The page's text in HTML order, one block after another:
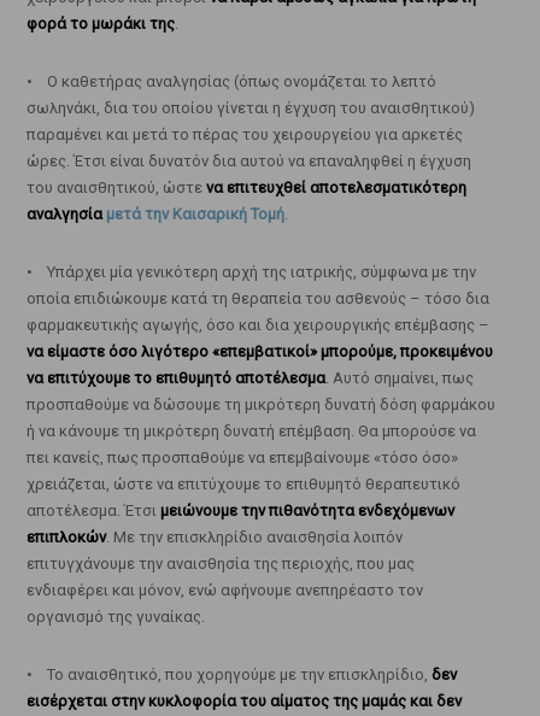
φορά το μωράκι της.
• Ο καθετήρας αναλγησίας (όπως ονομάζεται το λεπτό
σωληνάκι, δια του οποίου γίνεται η έγχυση του αναισθητικού)
παραμένει και μετά το πέρας του χειρουργείου για αρκετές
ώρες. Έτσι είναι δυνατόν δια αυτού να επαναληφθεί η έγχυση
του αναισθητικού, ώστε να επιτευχθεί αποτελεσματικότερη
αναλγησία μετά την Καισαρική Τομή.
• Υπάρχει μία γενικότερη αρχή της ιατρικής, σύμφωνα με την
οποία επιδιώκουμε κατά τη θεραπεία του ασθενούς – τόσο δια
φαρμακευτικής αγωγής, όσο και δια χειρουργικής επέμβασης –
να είμαστε όσο λιγότερο «επεμβατικοί» μπορούμε, προκειμένου
να επιτύχουμε το επιθυμητό αποτέλεσμα. Αυτό σημαίνει, πως
προσπαθούμε να δώσουμε τη μικρότερη δυνατή δόση φαρμάκου
ή να κάνουμε τη μικρότερη δυνατή επέμβαση. Θα μπορούσε να
πει κανείς, πως προσπαθούμε να επεμβαίνουμε «τόσο όσο»
χρειάζεται, ώστε να επιτύχουμε το επιθυμητό θεραπευτικό
αποτέλεσμα. Έτσι μειώνουμε την πιθανότητα ενδεχόμενων
επιπλοκών. Με την επισκληρίδιο αναισθησία λοιπόν
επιτυγχάνουμε την αναισθησία της περιοχής, που μας
ενδιαφέρει και μόνον, ενώ αφήνουμε ανεπηρέαστο τον
οργανισμό της γυναίκας.
• Το αναισθητικό, που χορηγούμε με την επισκληρίδιο, δεν
εισέρχεται στην κυκλοφορία του αίματος της μαμάς και δεν